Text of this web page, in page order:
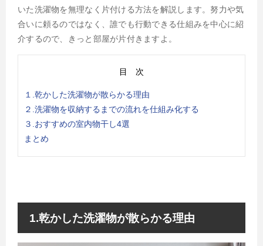
いた洗濯物を無理なく片付ける方法を解説します。努力や気
合いに頼るのではなく、誰でも行動できる仕組みを中心に紹
介するので、きっと部屋が片付きますよ。
目 次
１.乾かした洗濯物が散らかる理由
２.洗濯物を収納するまでの流れを仕組み化する
３.おすすめの室内物干し4選
まとめ
1.乾かした洗濯物が散らかる理由